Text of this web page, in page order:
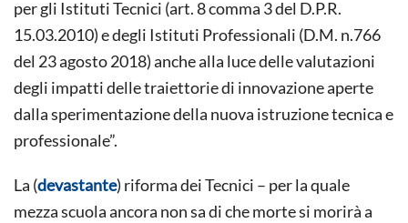
per gli Istituti Tecnici (art. 8 comma 3 del D.P.R.
15.03.2010) e degli Istituti Professionali (D.M. n.766
del 23 agosto 2018) anche alla luce delle valutazioni
degli impatti delle traiettorie di innovazione aperte
dalla sperimentazione della nuova istruzione tecnica e
professionale”.
La (devastante) riforma dei Tecnici – per la quale
mezza scuola ancora non sa di che morte si morirà a